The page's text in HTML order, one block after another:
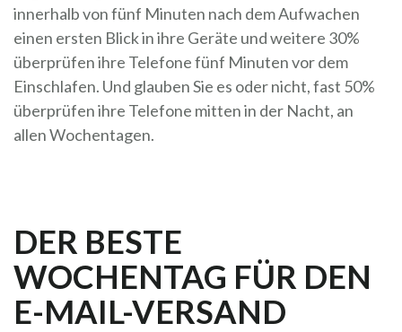
innerhalb von fünf Minuten nach dem Aufwachen
einen ersten Blick in ihre Geräte und weitere 30%
überprüfen ihre Telefone fünf Minuten vor dem
Einschlafen. Und glauben Sie es oder nicht, fast 50%
überprüfen ihre Telefone mitten in der Nacht, an
allen Wochentagen.
DER BESTE
WOCHENTAG FÜR DEN
E-MAIL-VERSAND